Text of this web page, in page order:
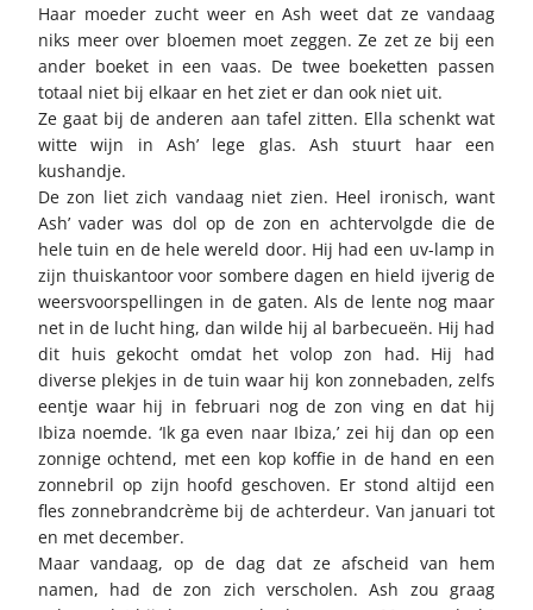
Haar moeder zucht weer en Ash weet dat ze vandaag
niks meer over bloemen moet zeggen. Ze zet ze bij een
ander boeket in een vaas. De twee boeketten passen
totaal niet bij elkaar en het ziet er dan ook niet uit.
Ze gaat bij de anderen aan tafel zitten. Ella schenkt wat
witte wijn in Ash’ lege glas. Ash stuurt haar een
kushandje.
De zon liet zich vandaag niet zien. Heel ironisch, want
Ash’ vader was dol op de zon en achtervolgde die de
hele tuin en de hele wereld door. Hij had een uv-lamp in
zijn thuiskantoor voor sombere dagen en hield ijverig de
weersvoorspellingen in de gaten. Als de lente nog maar
net in de lucht hing, dan wilde hij al barbecueën. Hij had
dit huis gekocht omdat het volop zon had. Hij had
diverse plekjes in de tuin waar hij kon zonnebaden, zelfs
eentje waar hij in februari nog de zon ving en dat hij
Ibiza noemde. ‘Ik ga even naar Ibiza,’ zei hij dan op een
zonnige ochtend, met een kop koffie in de hand en een
zonnebril op zijn hoofd geschoven. Er stond altijd een
fles zonnebrandcrème bij de achterdeur. Van januari tot
en met december.
Maar vandaag, op de dag dat ze afscheid van hem
namen, had de zon zich verscholen. Ash zou graag